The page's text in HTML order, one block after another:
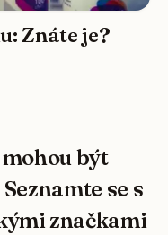
Znáte je?
být
se s
značkami